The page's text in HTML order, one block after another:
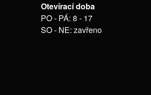
Otevírací doba
PO - PÁ: 8 - 17
SO - NE: zavřeno